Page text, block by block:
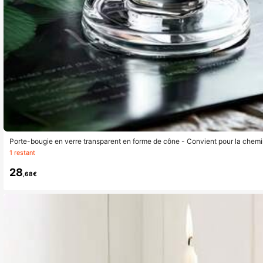
Porte-bougie en verre transparent en forme de cône - Convient pour la
e de salle à manger
1 restant
28 ,68€